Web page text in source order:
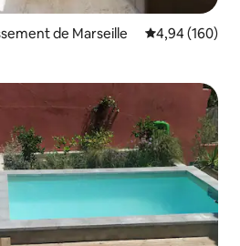
de Marseille Vidutinis
4,94 (160)